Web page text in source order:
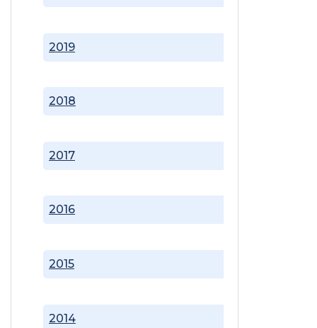
2014
2015
2016
2017
2018
2019